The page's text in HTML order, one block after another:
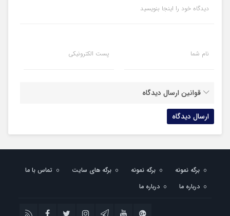
دیدگاه خود را اینجا بنویسید
نام شما پست الکترونیکی
قوانین ارسال دیدگاه
برگه نمونه برگه نمونه برگه های سایت
تماس با ما
درباره ما
درباره ما